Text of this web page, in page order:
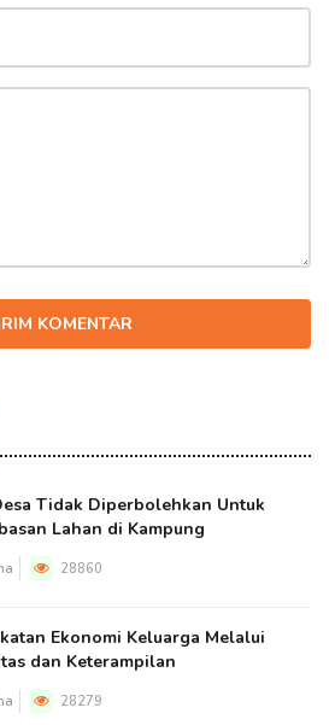
KOMENTAR
Tidak Diperbolehkan Untuk
Lahan di Kampung
28860
Ekonomi Keluarga Melalui
dan Keterampilan
28279